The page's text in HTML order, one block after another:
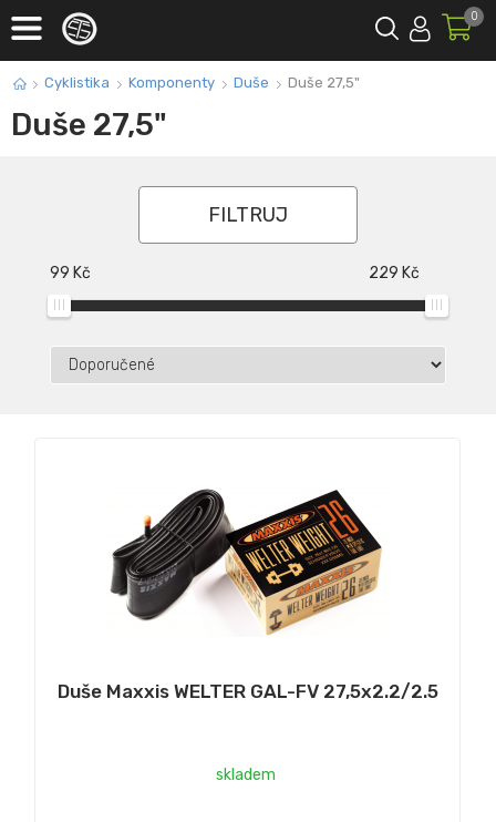
0
Cyklistika Komponenty Duše Duše 27,5"
Duše 27,5"
99 Kč 229 Kč
FILTRUJ
Duše Maxxis WELTER GAL-FV 27,5x2.2/2.5
skladem